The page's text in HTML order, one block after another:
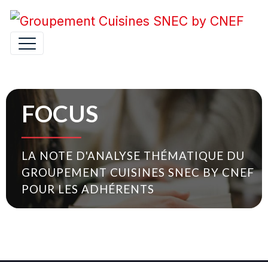
FOCUS
LA NOTE D'ANALYSE THÉMATIQUE DU
GROUPEMENT CUISINES SNEC BY CNEF
POUR LES ADHÉRENTS